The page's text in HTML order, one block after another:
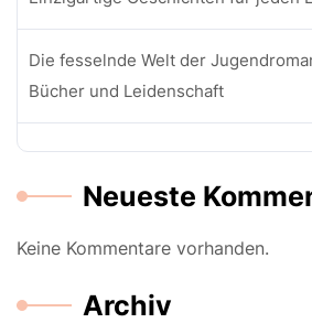
Die fesselnde Welt der
Bücher und Leidenschaft
Neueste
Keine Kommentare vorhanden.
Archiv